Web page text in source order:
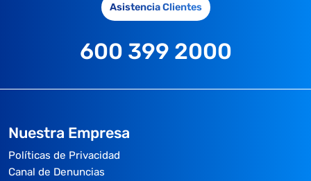
Asistencia Clientes
600 399 2000
Nuestra Empresa
Políticas de Privacidad
Canal de Denuncias